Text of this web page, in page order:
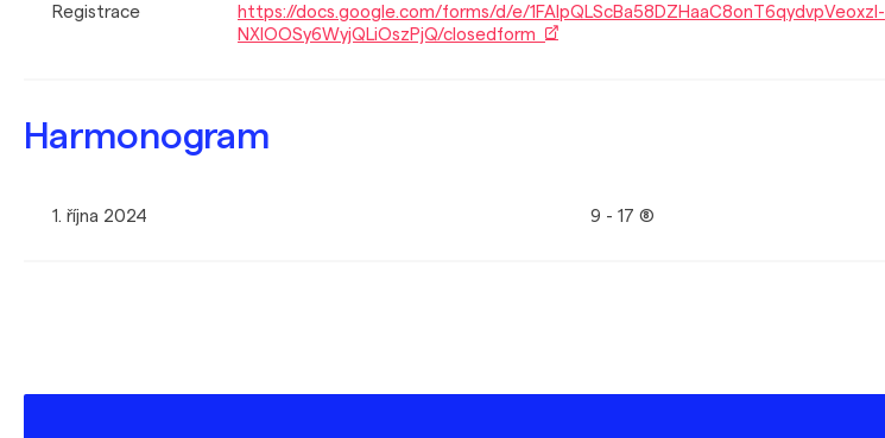
Registrace
https://docs.google.com/forms/d/e/1FAIpQLScBa58DZHaaC8onT6qydvpVeoxzl-
NXIOOSy6WyjQLiOszPjQ/closedform
Harmonogram
1. října 2024 9 - 17 (8)